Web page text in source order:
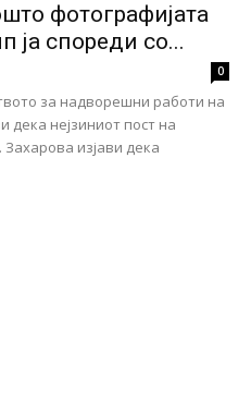
фотографијата
ја спореди со...
0
за надворешни работи на
дека нејзиниот пост на
Захарова изјави дека